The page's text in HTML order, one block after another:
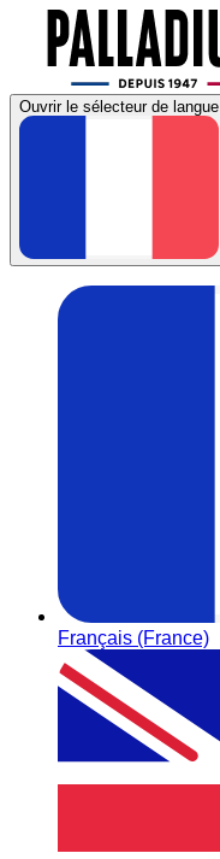
Ouvrir le sélecteur de langue
Français (France)